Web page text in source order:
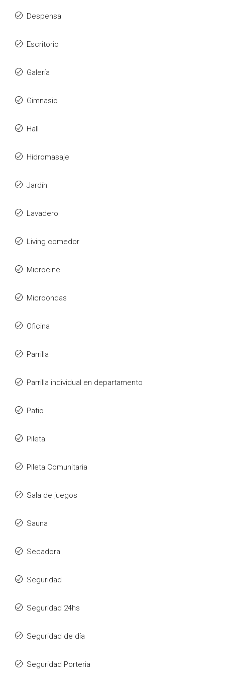
Despensa
Escritorio
Galería
Gimnasio
Hall
Hidromasaje
Jardín
Lavadero
Living comedor
Microcine
Microondas
Oficina
Parrilla
Parrilla individual en departamento
Patio
Pileta
Pileta Comunitaria
Sala de juegos
Sauna
Secadora
Seguridad
Seguridad 24hs
Seguridad de día
Seguridad Porteria